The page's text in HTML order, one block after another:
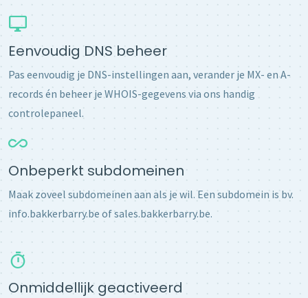
Eenvoudig DNS beheer
Pas eenvoudig je DNS-instellingen aan, verander je MX- en A-
records én beheer je WHOIS-gegevens via ons handig
controlepaneel.
Onbeperkt subdomeinen
Maak zoveel subdomeinen aan als je wil. Een subdomein is bv.
info.bakkerbarry.be of sales.bakkerbarry.be.
Onmiddellijk geactiveerd